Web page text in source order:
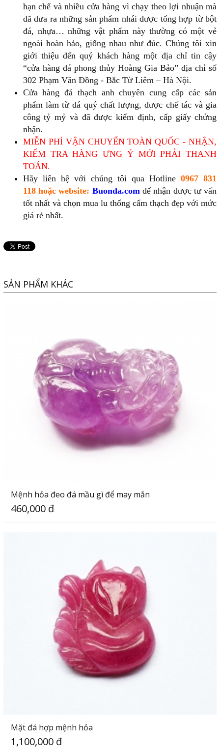
hạn chế và nhiều cửa hàng vì chạy theo lợi nhuận mà
đã đưa ra những sản phẩm nhái được tổng hợp từ bột
đá, nhựa… những vật phẩm này thường có một vẻ
ngoài hoàn hảo, giống nhau như đúc. Chúng tôi xin
giới thiệu đến quý khách hàng một địa chỉ tin cậy
“cửa hàng đá phong thủy Hoàng Gia Bảo” địa chỉ số
302 Phạm Văn Đồng - Bắc Từ Liêm – Hà Nội.
Cửa hàng đá thạch anh chuyên cung cấp các sản
phẩm làm từ đá quý chất lượng, được chế tác và gia
công tỷ mỷ và đã được kiểm định, cấp giấy chứng
nhận.
MIỄN PHÍ VẬN CHUYỂN TOÀN QUỐC - NHẬN,
KIỂM TRA HÀNG ƯNG Ý MỚI PHẢI THANH
TOÁN.
Hãy liên hệ với chúng tôi qua Hotline0967 831
118 hoặc website: Buonda.com để nhận được tư vấn
tốt nhất và chọn mua lu thống cẩm thạch đẹp với mức
giá rẻ nhất.
SẢN PHẨM KHÁC
Mệnh hỏa đeo đá mầu gì để may mắn
460,000 đ
Mặt đá hợp mệnh hỏa
1,100,000 đ